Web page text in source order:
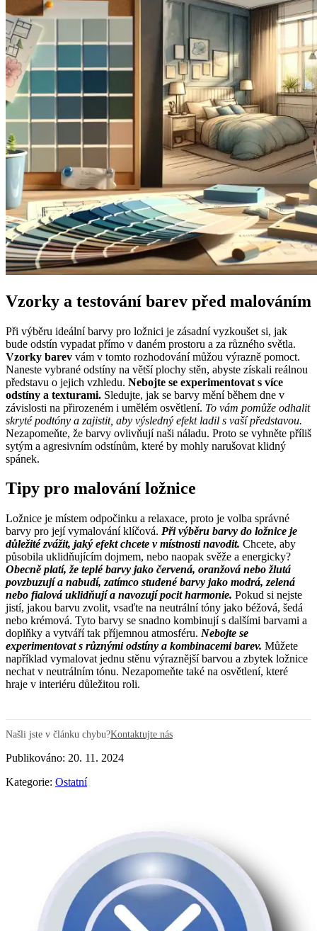
Vzorky a testování barev před malováním
Při výběru ideální barvy pro ložnici je zásadní vyzkoušet si, jak
bude odstín vypadat přímo v daném prostoru a za různého světla.
Vzorky barev vám v tomto rozhodování můžou výrazně pomoct.
Naneste vybrané odstíny na větší plochy stěn, abyste získali reálnou
představu o jejich vzhledu. Nebojte se experimentovat s více
odstíny a texturami. Sledujte, jak se barvy mění během dne v
závislosti na přirozeném i umělém osvětlení. To vám pomůže odhalit
skryté podtóny a zajistit, aby výsledný efekt ladil s vaší představou.
Nezapomeňte, že barvy ovlivňují naši náladu. Proto se vyhněte příliš
sytým a agresivním odstínům, které by mohly narušovat klidný
spánek.
Tipy pro malování ložnice
Ložnice je místem odpočinku a relaxace, proto je volba správné
barvy pro její vymalování klíčová. Při výběru barvy do ložnice je
důležité zvážit, jaký efekt chcete v místnosti navodit. Chcete, aby
působila uklidňujícím dojmem, nebo naopak svěže a energicky?
Obecně platí, že teplé barvy jako červená, oranžová nebo žlutá
povzbuzují a nabudí, zatímco studené barvy jako modrá, zelená
nebo fialová uklidňují a navozují pocit harmonie. Pokud si nejste
jistí, jakou barvu zvolit, vsaďte na neutrální tóny jako béžová, šedá
nebo krémová. Tyto barvy se snadno kombinují s dalšími barvami a
doplňky a vytváří tak příjemnou atmosféru. Nebojte se
experimentovat s různými odstíny a kombinacemi barev. Můžete
například vymalovat jednu stěnu výraznější barvou a zbytek ložnice
nechat v neutrálním tónu. Nezapomeňte také na osvětlení, které
hraje v interiéru důležitou roli.
Našli jste v článku chybu?Kontaktujte nás
Publikováno: 20. 11. 2024
Kategorie: Ostatní